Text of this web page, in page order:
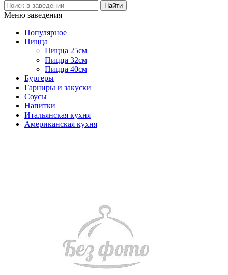
Меню заведения
Популярное
Пицца
Пицца 25см
Пицца 32см
Пицца 40см
Бургеры
Гарниры и закуски
Соусы
Напитки
Итальянская кухня
Американская кухня